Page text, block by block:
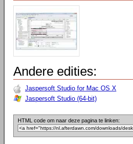
Andere edities:
Jaspersoft Studio for Mac OS X
Jaspersoft Studio (64-bit)
HTML code om naar deze pagina te linken: